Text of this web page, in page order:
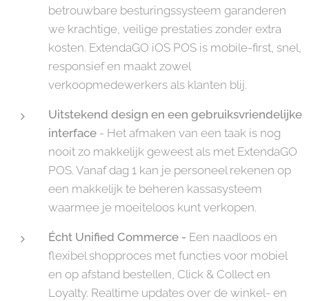
betrouwbare besturingssysteem garanderen
we krachtige, veilige prestaties zonder extra
kosten. ExtendaGO iOS POS is mobile-first, snel,
responsief en maakt zowel
verkoopmedewerkers als klanten blij.
Uitstekend design en een gebruiksvriendelijke
interface - Het afmaken van een taak is nog
nooit zo makkelijk geweest als met ExtendaGO
POS. Vanaf dag 1 kan je personeel rekenen op
een makkelijk te beheren kassasysteem
waarmee je moeiteloos kunt verkopen.
Écht Unified Commerce - Een naadloos en
flexibel shopproces met functies voor mobiel
en op afstand bestellen, Click & Collect en
Loyalty. Realtime updates over de winkel- en